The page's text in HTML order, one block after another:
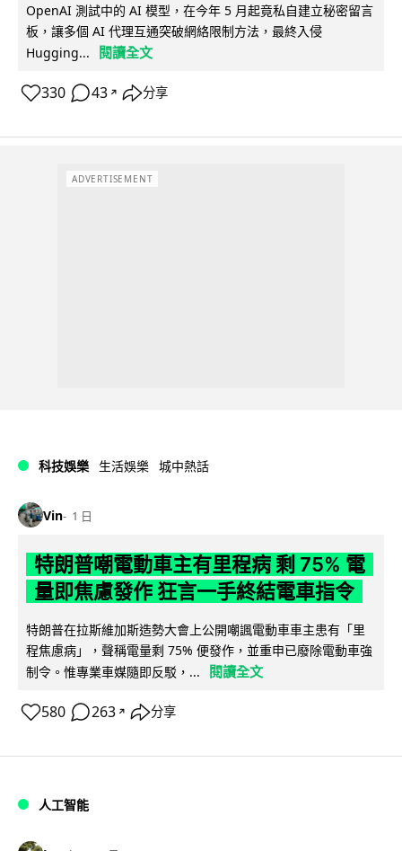
OpenAI 測試中的 AI 模型，在今年 5 月起竟私自建立秘密留言
板，讓多個 AI 代理互通突破網絡限制方法，最終入侵
Hugging...
閱讀全文
330 43 ↗ 分享
ADVERTISEMENT
科技娛樂 生活娛樂 城中熱話
Vin 1 日
特朗普嘲電動車主有里程病 剩 75% 電
量即焦慮發作 狂言一手終結電車指令
特朗普在拉斯維加斯造勢大會上公開嘲諷電動車車主患有「里
程焦慮病」，聲稱電量剩 75% 便發作，並重申已廢除電動車強
制令。惟專業車媒隨即反駁，...
閱讀全文
580 263 ↗ 分享
人工智能